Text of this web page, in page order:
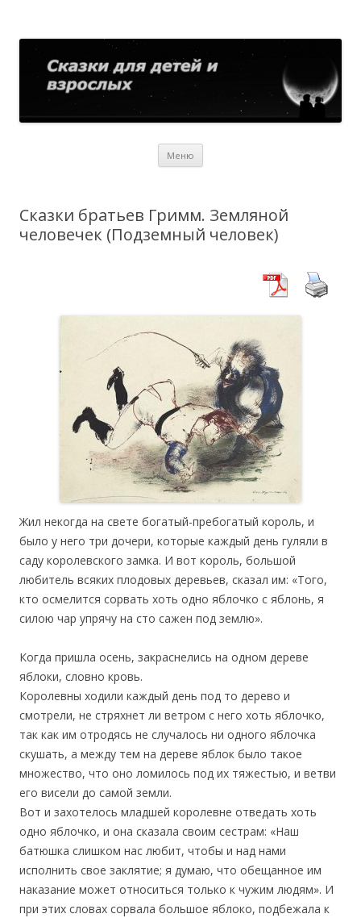
Меню
Сказки братьев Гримм. Земляной
человечек (Подземный человек)
Жил некогда на свете богатый-пребогатый король, и
было у него три дочери, которые каждый день гуляли в
саду королевского замка. И вот король, большой
любитель всяких плодовых деревьев, сказал им: «Того,
кто осмелится сорвать хоть одно яблочко с яблонь, я
силою чар упрячу на сто сажен под землю».
Когда пришла осень, закраснелись на одном дереве
яблоки, словно кровь.
Королевны ходили каждый день под то дерево и
смотрели, не стряхнет ли ветром с него хоть яблочко,
так как им отродясь не случалось ни одного яблочка
скушать, а между тем на дереве яблок было такое
множество, что оно ломилось под их тяжестью, и ветви
его висели до самой земли.
Вот и захотелось младшей королевне отведать хоть
одно яблочко, и она сказала своим сестрам: «Наш
батюшка слишком нас любит, чтобы и над нами
исполнить свое заклятие; я думаю, что обещанное им
наказание может относиться только к чужим людям». И
при этих словах сорвала большое яблоко, подбежала к